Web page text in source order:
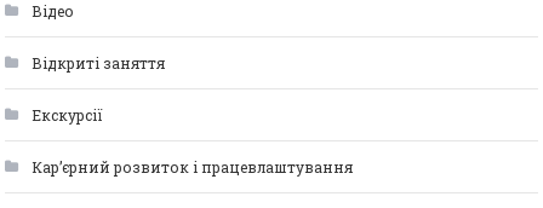
Відео
Відкриті заняття
Екскурсії
Кар’єрний розвиток і працевлаштування